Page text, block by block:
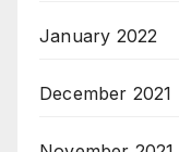
January 2022
December 2021